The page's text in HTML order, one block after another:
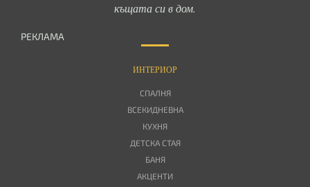
къщата си в дом.
РЕКЛАМА
ИНТЕРИОР
СПАЛНЯ
ВСЕКИДНЕВНА
КУХНЯ
ДЕТСКА СТАЯ
БАНЯ
АКЦЕНТИ